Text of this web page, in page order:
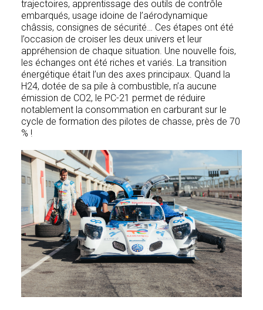
trajectoires, apprentissage des outils de contrôle
embarqués, usage idoine de l’aérodynamique
châssis, consignes de sécurité… Ces étapes ont été
l’occasion de croiser les deux univers et leur
appréhension de chaque situation. Une nouvelle fois,
les échanges ont été riches et variés. La transition
énergétique était l’un des axes principaux. Quand la
H24, dotée de sa pile à combustible, n’a aucune
émission de CO2, le PC-21 permet de réduire
notablement la consommation en carburant sur le
cycle de formation des pilotes de chasse, près de 70
% !